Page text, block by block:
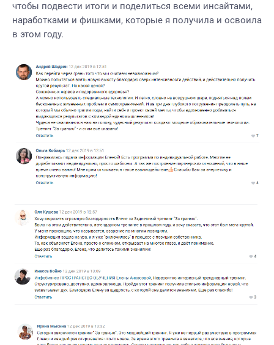
чтобы подвести итоги и поделиться всеми инсайтами,
наработками и фишками, которые я получила и освоила
в этом году.